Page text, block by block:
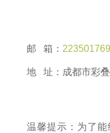
邮 箱：
地 址：成都市彩
温馨提示：为了